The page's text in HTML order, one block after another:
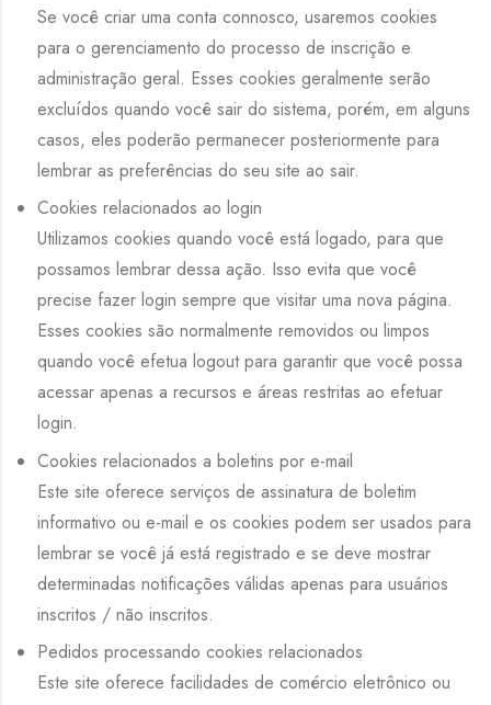
Se você criar uma conta connosco, usaremos cookies
para o gerenciamento do processo de inscrição e
administração geral. Esses cookies geralmente serão
excluídos quando você sair do sistema, porém, em alguns
casos, eles poderão permanecer posteriormente para
lembrar as preferências do seu site ao sair.
Cookies relacionados ao login
Utilizamos cookies quando você está logado, para que
possamos lembrar dessa ação. Isso evita que você
precise fazer login sempre que visitar uma nova página.
Esses cookies são normalmente removidos ou limpos
quando você efetua logout para garantir que você possa
acessar apenas a recursos e áreas restritas ao efetuar
login.
Cookies relacionados a boletins por e-mail
Este site oferece serviços de assinatura de boletim
informativo ou e-mail e os cookies podem ser usados ​​para
lembrar se você já está registrado e se deve mostrar
determinadas notificações válidas apenas para usuários
inscritos / não inscritos.
Pedidos processando cookies relacionados
Este site oferece facilidades de comércio eletrônico ou